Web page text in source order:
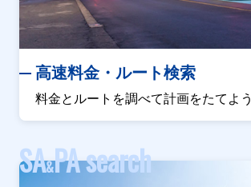
高速料金・ルート検索
料金とルートを調べて計画をたてよう
SA&PA search